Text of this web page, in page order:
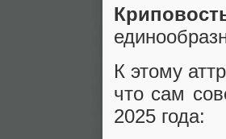
К этому
что сам
2025 года: